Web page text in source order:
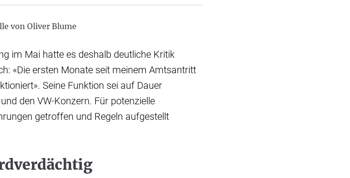
von Oliver Blume
im Mai hatte es deshalb deutliche Kritik
«Die ersten Monate seit meinem Amtsantritt
Seine Funktion sei auf Dauer
den VW-Konzern. Für potenzielle
getroffen und Regeln aufgestellt